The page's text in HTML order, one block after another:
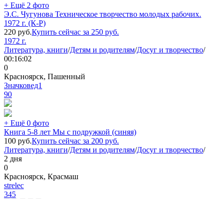
+ Ещё 2 фото
Э.С. Чугунова Техническое творчество молодых рабочих.
1972 г. (К-Р)
220 руб.Купить сейчас за 250 руб.
1972 г.
Литература, книги/Детям и родителям/Досуг и творчество/
00:16:02
0
Красноярск, Пашенный
Значковед1
90
+ Ещё 0 фото
Книга 5-8 лет Мы с подружкой (синяя)
100 руб.Купить сейчас за 200 руб.
Литература, книги/Детям и родителям/Досуг и творчество/
2 дня
0
Красноярск, Красмаш
strelec
345